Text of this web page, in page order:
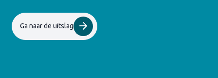
Ga naar de uitslag